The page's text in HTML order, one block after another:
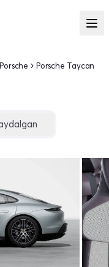
Porsche Porsche Taycan